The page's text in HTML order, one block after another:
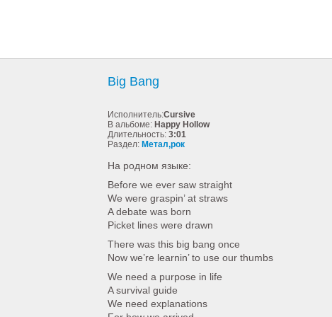
Big Bang
Исполнитель:Cursive
В альбоме: Happy Hollow
Длительность: 3:01
Раздел: Метал,рок
На родном языке:
Before we ever saw straight
We were graspin’ at straws
A debate was born
Picket lines were drawn
There was this big bang once
Now we’re learnin’ to use our thumbs
We need a purpose in life
A survival guide
We need explanations